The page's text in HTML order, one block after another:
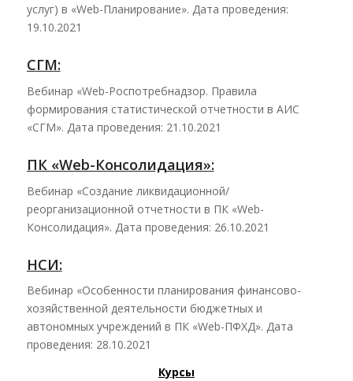
услуг) в «Web-Планирование». Дата проведения:
19.10.2021
СГМ:
Вебинар «Web-Роспотребнадзор. Правила
формирования статистической отчетности в АИС
«СГМ». Дата проведения: 21.10.2021
ПК «Web-Консолидация»:
Вебинар «Создание ликвидационной/
реорганизационной отчетности в ПК «Web-
Консолидация». Дата проведения: 26.10.2021
НСИ:
Вебинар «Особенности планирования финансово-
хозяйственной деятельности бюджетных и
автономных учреждений в ПК «Web-ПФХД». Дата
проведения: 28.10.2021
Курсы